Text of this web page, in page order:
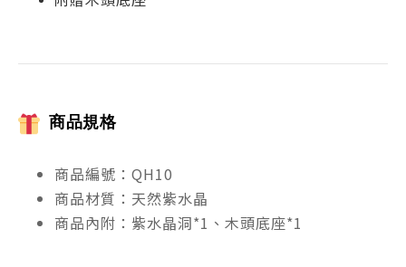
商品規格
商品編號：QH10
商品材質：天然紫水晶
商品內附：紫水晶洞*1、木頭底座*1